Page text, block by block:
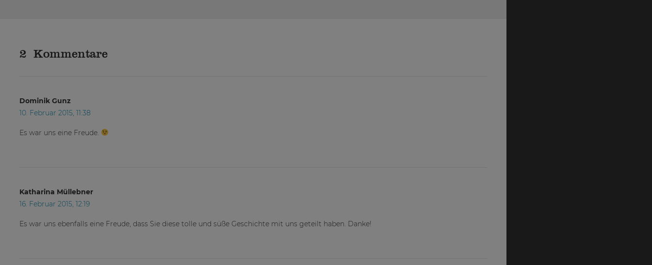
2 Kommentare
Dominik Gunz
10. Februar 2015, 11:38
Es war uns eine Freude.
Katharina Müllebner
16. Februar 2015, 12:19
Es war uns ebenfalls eine Freude, dass Sie diese tolle und süße Geschichte mit uns geteilt haben. Danke!